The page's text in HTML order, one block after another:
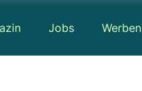
Jobs Werben